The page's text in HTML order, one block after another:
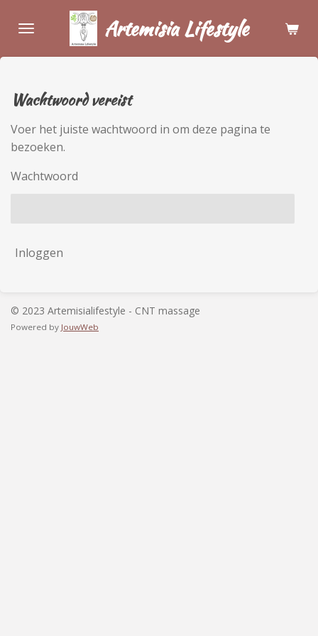
direct
Artemisia Lifestyle
Wachtwoord vereist
Voer het juiste wachtwoord in om deze pagina te
bezoeken.
Wachtwoord
Inloggen
© 2023 Artemisialifestyle - CNT massage
Powered by JouwWeb